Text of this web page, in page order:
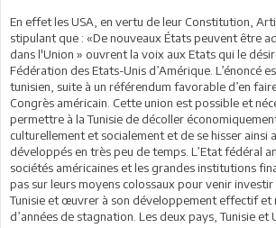
En effet les USA, en vertu de leur Constitution,
stipulant que : «De nouveaux États peuvent être
dans l'Union » ouvrent la voix aux Etats qui le
Fédération des Etats-Unis d’Amérique. L’énoncé
tunisien, suite à un référendum favorable d’en
Congrès américain. Cette union est possible et
permettre à la Tunisie de décoller
culturellement et socialement et de se hisser ainsi
développés en très peu de temps. L’Etat fédéral
sociétés américaines et les grandes institutions
pas sur leurs moyens colossaux pour venir investir
Tunisie et œuvrer à son développement effectif et
d’années de stagnation. Les deux pays, Tunisie et